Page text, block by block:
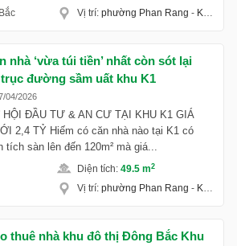
Vị trí: phường Phan Rang - Khánh Hoà
nhà ‘vừa túi tiền’ nhất còn sót lại
đường sầm uất khu K1
04/2026
HỘI ĐẦU TƯ & AN CƯ TẠI KHU K1 GIÁ
2,4 TỶ Hiếm có căn nhà nào tại K1 có
tích sàn lên đến 120m² mà giá...
Diện tích: 49.5 m2
Vị trí: phường Phan Rang - Khánh Hoà
thuê nhà khu đô thị Đông Bắc Khu